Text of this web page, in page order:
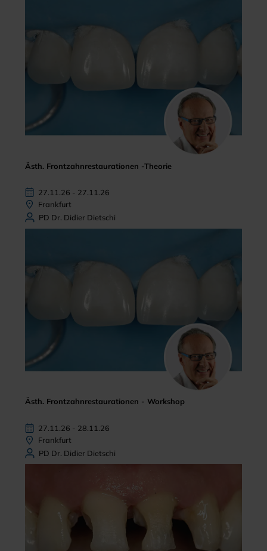
Ästh. Frontzahnrestaurationen -Theorie
27.11.26 - 27.11.26
Frankfurt
PD Dr. Didier Dietschi
Ästh. Frontzahnrestaurationen - Workshop
27.11.26 - 28.11.26
Frankfurt
PD Dr. Didier Dietschi